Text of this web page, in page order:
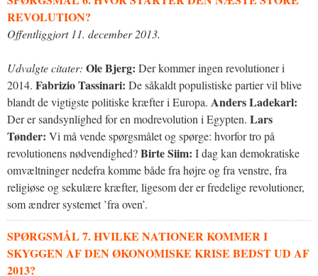
REVOLUTION?
Offentliggjort 11. december 2013.
Udvalgte citater: Ole Bjerg: Der kommer ingen revolutioner i
2014. Fabrizio Tassinari: De såkaldt populistiske partier vil blive
blandt de vigtigste politiske kræfter i Europa. Anders Ladekarl:
Der er sandsynlighed for en modrevolution i Egypten. Lars
Tønder: Vi må vende spørgsmålet og spørge: hvorfor tro på
revolutionens nødvendighed?Birte Siim: I dag kan demokratiske
omvæltninger nedefra komme både fra højre og fra venstre, fra
religiøse og sekulære kræfter, ligesom der er fredelige revolutioner,
som ændrer systemet ’fra oven’.
SPØRGSMÅL 7. HVILKE NATIONER KOMMER I
SKYGGEN AF DEN ØKONOMISKE KRISE BEDST UD AF
2013?